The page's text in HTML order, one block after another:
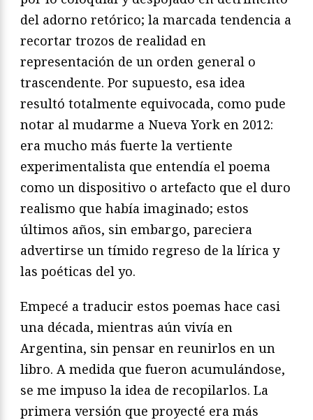
del adorno retórico; la marcada tendencia a
recortar trozos de realidad en
representación de un orden general o
trascendente. Por supuesto, esa idea
resultó totalmente equivocada, como pude
notar al mudarme a Nueva York en 2012:
era mucho más fuerte la vertiente
experimentalista que entendía el poema
como un dispositivo o artefacto que el duro
realismo que había imaginado; estos
últimos años, sin embargo, pareciera
advertirse un tímido regreso de la lírica y
las poéticas del yo.
Empecé a traducir estos poemas hace casi
una década, mientras aún vivía en
Argentina, sin pensar en reunirlos en un
libro. A medida que fueron acumulándose,
se me impuso la idea de recopilarlos. La
primera versión que proyecté era más